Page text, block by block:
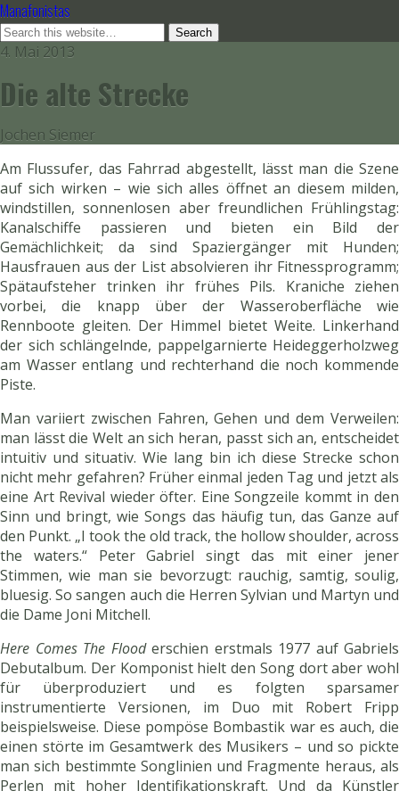
Manafonistas
4. Mai 2013
Die alte Strecke
Jochen Siemer
Am Flussufer, das Fahrrad abgestellt, lässt man die Szene
auf sich wirken – wie sich alles öffnet an diesem milden,
windstillen, sonnenlosen aber freundlichen Frühlingstag:
Kanalschiffe passieren und bieten ein Bild der
Gemächlichkeit; da sind Spaziergänger mit Hunden;
Hausfrauen aus der List absolvieren ihr Fitnessprogramm;
Spätaufsteher trinken ihr frühes Pils. Kraniche ziehen
vorbei, die knapp über der Wasseroberfläche wie
Rennboote gleiten. Der Himmel bietet Weite. Linkerhand
der sich schlängelnde, pappelgarnierte Heideggerholzweg
am Wasser entlang und rechterhand die noch kommende
Piste.
Man variiert zwischen Fahren, Gehen und dem Verweilen:
man lässt die Welt an sich heran, passt sich an, entscheidet
intuitiv und situativ. Wie lang bin ich diese Strecke schon
nicht mehr gefahren? Früher einmal jeden Tag und jetzt als
eine Art Revival wieder öfter. Eine Songzeile kommt in den
Sinn und bringt, wie Songs das häufig tun, das Ganze auf
den Punkt. „I took the old track, the hollow shoulder, across
the waters.“ Peter Gabriel singt das mit einer jener
Stimmen, wie man sie bevorzugt: rauchig, samtig, soulig,
bluesig. So sangen auch die Herren Sylvian und Martyn und
die Dame Joni Mitchell.
Here Comes The Flooderschien erstmals 1977 auf Gabriels
Debutalbum. Der Komponist hielt den Song dort aber wohl
für überproduziert und es folgten sparsamer
instrumentierte Versionen, im Duo mit Robert Fripp
beispielsweise. Diese pompöse Bombastik war es auch, die
einen störte im Gesamtwerk des Musikers – und so pickte
man sich bestimmte Songlinien und Fragmente heraus, als
Perlen mit hoher Identifikationskraft. Und da Künstler